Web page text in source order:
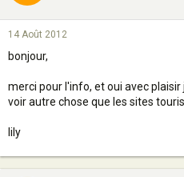
14 Août 2012
bonjour,
merci pour l'info, et oui avec
voir autre chose que les sites
lily